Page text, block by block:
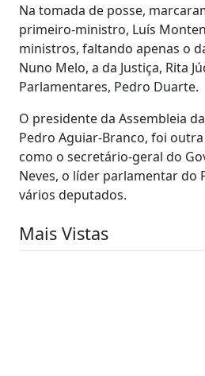
Na tomada de posse,
primeiro-ministro, Luís
ministros, faltando apenas o
Nuno Melo, a da Justiça, Rita
Parlamentares, Pedro Duarte.
O presidente da Assembleia
Pedro Aguiar-Branco, foi
como o secretário-geral do
Neves, o líder parlamentar do
vários deputados.
Mais Vistas